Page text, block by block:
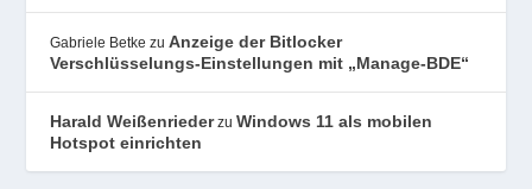
Gabriele Betke zuAnzeige der Bitlocker
Verschlüsselungs-Einstellungen mit „Manage-BDE“
Harald WeißenriederzuWindows 11 als mobilen
Hotspot einrichten